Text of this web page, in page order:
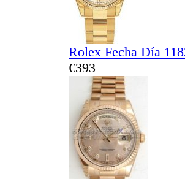
Rolex Fecha Día
€393